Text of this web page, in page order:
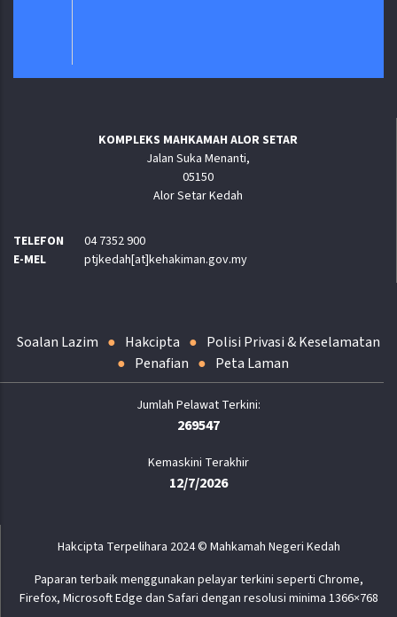
KOMPLEKS MAHKAMAH ALOR SETAR
Jalan Suka Menanti,
05150
Alor Setar Kedah
TELEFON
04 7352 900
E-MEL
ptjkedah[at]kehakiman.gov.my
Soalan Lazim Hakcipta
Polisi Privasi & Keselamatan
Penafian
Peta Laman
269547
Kemaskini Terakhir
12/7/2026
Hakcipta Terpelihara 2024 © Mahkamah Negeri Kedah
Paparan terbaik menggunakan pelayar terkini seperti Chrome,
Firefox, Microsoft Edge dan Safari dengan resolusi minima 1366×768